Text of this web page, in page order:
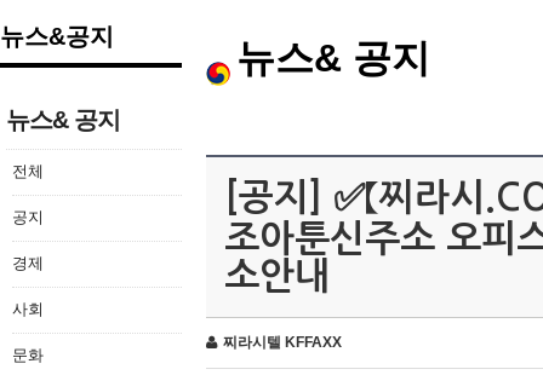
뉴스&공지
뉴스& 공지
전체
공지
경제
사회
문화
뉴스& 공지
[공지] ✅【찌라시
조아툰신주소 오피
소안내
찌라시텔 KFFAXX